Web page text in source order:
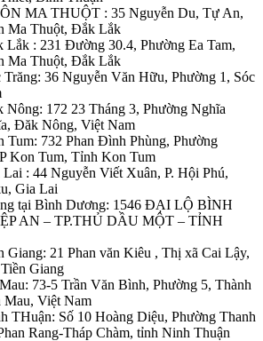
MA THUỘT : 35 Nguyễn Du, Tự An,
Ma Thuột, Đắk Lắk
: 231 Đường 30.4, Phường Ea Tam,
Ma Thuột, Đắk Lắk
36 Nguyễn Văn Hữu, Phường 1, Sóc
172 23 Tháng 3, Phường Nghĩa
Đăk Nông, Việt Nam
732 Phan Đình Phùng, Phường
Kon Tum, Tỉnh Kon Tum
: 44 Nguyễn Viết Xuân, P. Hội Phú,
Gia Lai
tại Bình Dương: 1546 ĐẠI LỘ BÌNH
AN – TP.THỦ DẦU MỘT – TỈNH
Giang: 21 Phan văn Kiêu , Thị xã Cai Lậy,
Giang
73-5 Trần Văn Bình, Phường 5, Thành
Mau, Việt Nam
THuận: Số 10 Hoàng Diệu, Phường Thanh
Rang-Tháp Chàm, tỉnh Ninh Thuận